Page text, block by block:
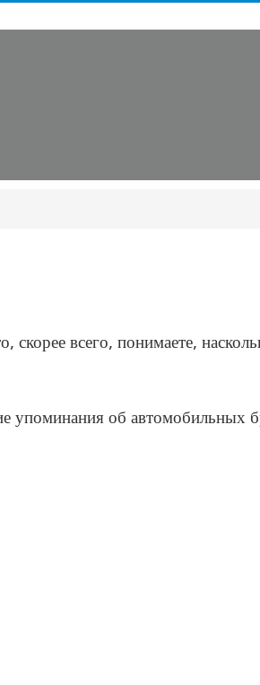
скорее всего, понимаете,
упоминания об автомобильных